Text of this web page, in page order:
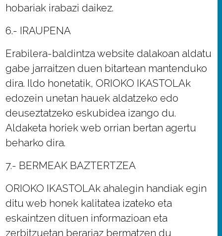
hobariak irabazi daikez.
6.- IRAUPENA
Erabilera-baldintza website dalakoan aldatu
gabe jarraitzen duen bitartean mantenduko
dira. Ildo honetatik, ORIOKO IKASTOLAk
edozein unetan hauek aldatzeko edo
deuseztatzeko eskubidea izango du.
Aldaketa horiek web orrian bertan agertu
beharko dira.
7.- BERMEAK BAZTERTZEA
ORIOKO IKASTOLAk ahalegin handiak egin
ditu web honek kalitatea izateko eta
eskaintzen dituen informazioan eta
zerbitzuetan berariaz bermatzen du